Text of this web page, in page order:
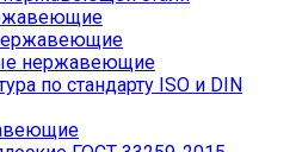
нержавеющие
по стандарту ISO и DIN